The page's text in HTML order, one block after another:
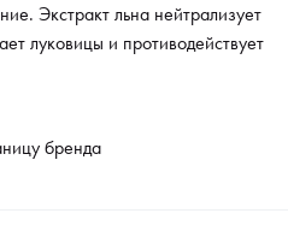
Экстракт льна нейтрализует
луковицы и противодействует
жирные кислоты
обладает легким
появление
бренда